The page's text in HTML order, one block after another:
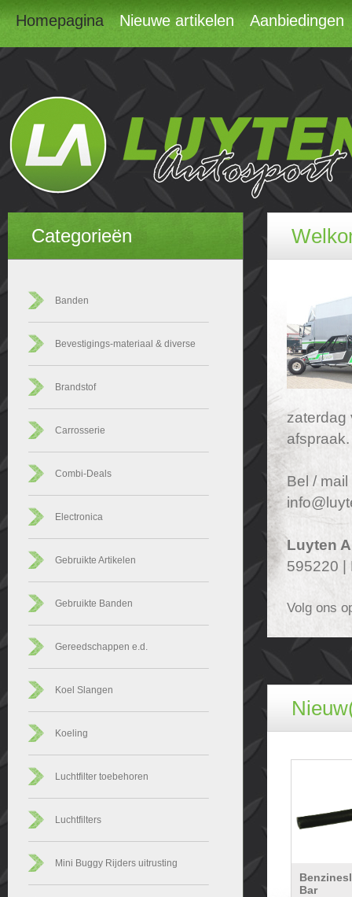
Homepagina Nieuwe artikelen Aanbiedingen
Categorieën
Banden
Bevestigings-materiaal & diverse
Brandstof
Carrosserie
Combi-Deals
Electronica
Gebruikte Artikelen
Gebruikte Banden
Gereedschappen e.d.
Koel Slangen
Koeling
Luchtfilter toebehoren
Luchtfilters
Mini Buggy Rijders uitrusting
zaterdag
afspraak.
Bel /
Luyten
595220 |
Volg ons
Bar